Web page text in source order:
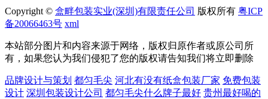
Copyright © 盒畔包装实业(深圳)有限责任公司 版权所有 粤ICP
备20066463号 xml
本站部分图片和内容来源于网络，版权归原作者或原公司所
有，如果您认为我们侵犯了您的版权请告知我们将立即删除
品牌设计与策划 都匀毛尖 河北有没有纸盒包装厂家 免费包装
设计 深圳包装设计公司 都匀毛尖什么牌子最好 贵州最好喝的